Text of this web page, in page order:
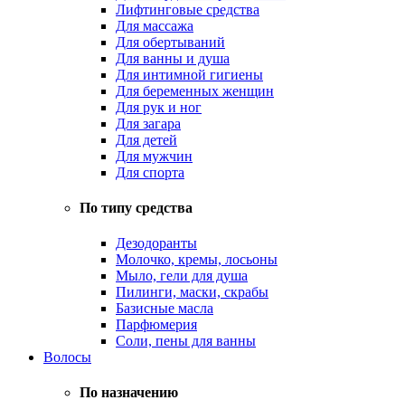
Лифтинговые средства
Для массажа
Для обертываний
Для ванны и душа
Для интимной гигиены
Для беременных женщин
Для рук и ног
Для загара
Для детей
Для мужчин
Для спорта
По типу средства
Дезодоранты
Молочко, кремы, лосьоны
Мыло, гели для душа
Пилинги, маски, скрабы
Базисные масла
Парфюмерия
Соли, пены для ванны
Волосы
По назначению